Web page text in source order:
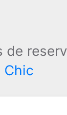
de
Chic